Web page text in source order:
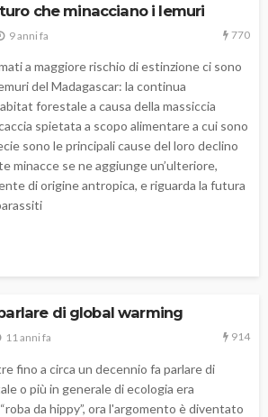
che minacciano i lemuri
9 anni fa 770
a maggiore rischio di estinzione ci sono
del Madagascar: la continua
forestale a causa della massiccia
spietata a scopo alimentare a cui sono
sono le principali cause del loro declino
minacce se ne aggiunge un’ulteriore,
di origine antropica, e riguarda la futura
di global warming
11 anni fa 914
fino a circa un decennio fa parlare di
o più in generale di ecologia era
da hippy”, ora l'argomento è diventato